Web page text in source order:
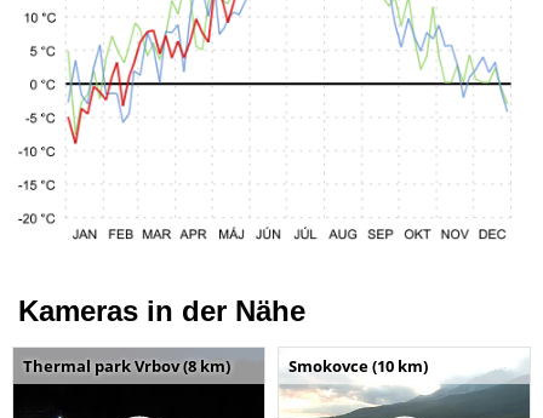
Kameras in der Nähe
Thermal park Vrbov (8 km) Smokovce (10 km)